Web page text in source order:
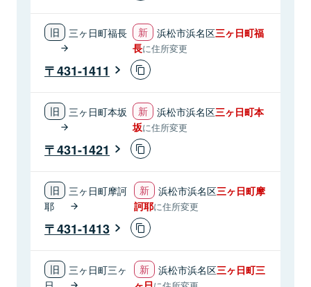
三ヶ日町福長 浜松市浜名区三ヶ日町福
長に住所変更
431-1411
三ヶ日町本坂 浜松市浜名区三ヶ日町本
坂に住所変更
431-1421
三ヶ日町摩訶
耶
浜松市浜名区三ヶ日町摩
訶耶に住所変更
431-1413
三ヶ日町三ヶ
浜松市浜名区三ヶ日町三